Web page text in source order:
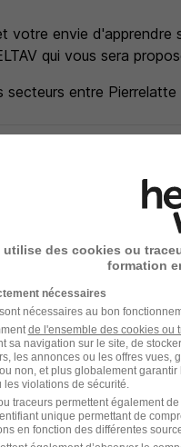
votre envie d'apprendre
qui vous sera
secteurs entre
au respect de
diversité. Chez
connaissance
pas vous serez
recrutement
peuvent varier
téléphonique avec
utilise des cookies ou
formation
nécessaires
nécessaires au bon
de l'ensemble des cookies ou
sa navigation sur le site, de
les annonces ou les offres vues,
non, et plus globalement
violations de sécurité.
traceurs permettent également
unique permettant de
en fonction des différentes